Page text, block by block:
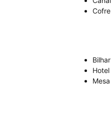
Bilhar